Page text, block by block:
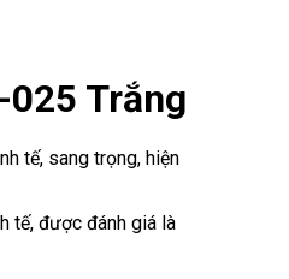
025 Trắng
tế, sang trọng, hiện
tế, được đánh giá là